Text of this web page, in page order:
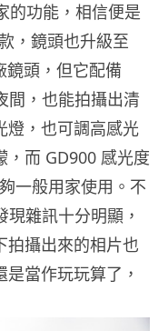
的功能，相信便是
，鏡頭也升級至
鏡頭，但它配備
間，也能拍攝出清
燈，也可調高感光
，而 GD900 感光度
一般用家使用。不
雜訊十分明顯，
拍攝出來的相片也
當作玩玩算了，